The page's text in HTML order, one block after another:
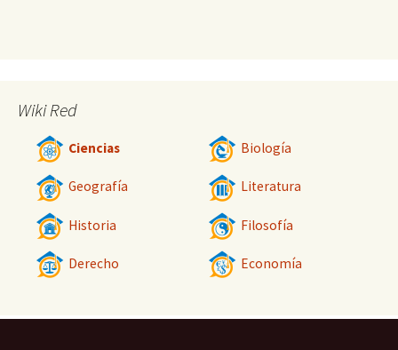
Wiki Red
Ciencias Biología
Geografía Literatura
Historia Filosofía
Derecho Economía